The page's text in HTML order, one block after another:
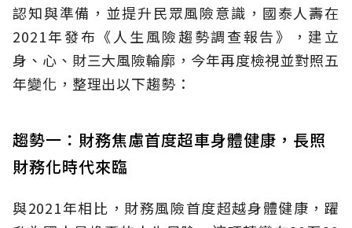
認知與準備，並提升民眾風險意識，國泰人壽在
2021年發布《人生風險趨勢調查報告》，建立
身、心、財三大風險輪廓，今年再度檢視並對照五
年變化，整理出以下趨勢：
趨勢一：財務焦慮首度超車身體健康，長照
財務化時代來臨
與2021年相比，財務風險首度超越身體健康，躍